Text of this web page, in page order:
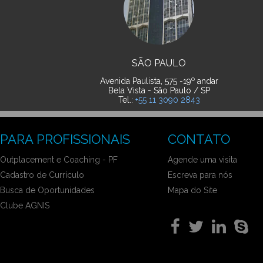
SÃO PAULO
Avenida Paulista, 575 -19oandar
Bela Vista - São Paulo / SP
Tel.: +55 11 3090 2843
PARA PROFISSIONAIS
Outplacement e Coaching - PF
Cadastro de Currículo
Busca de Oportunidades
Clube AGNIS
CONTATO
Agende uma visita
Escreva para nós
Mapa do Site